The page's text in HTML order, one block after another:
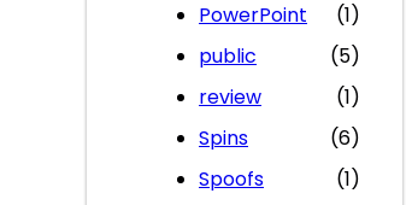
PowerPoint
(1)
public
(5)
review
(1)
Spins
(6)
Spoofs
(1)